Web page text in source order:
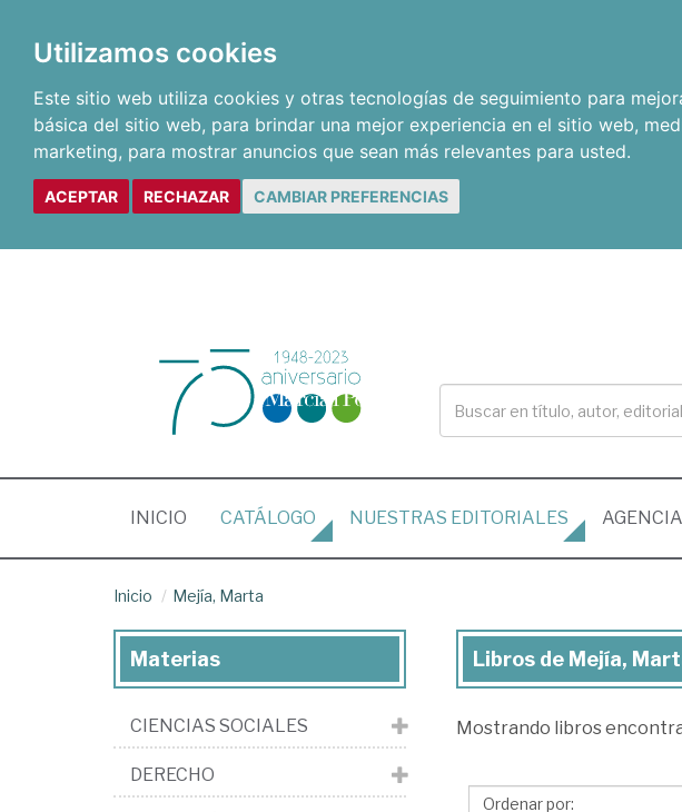
Utilizamos cookies
Este sitio web utiliza cookies y otras tecnologías de seguimiento para
básica del sitio web, para brindar una mejor experiencia en el sitio web,
marketing, para mostrar anuncios que sean más relevantes para usted.
ACEPTAR RECHAZAR CAMBIAR PREFERENCIAS
INICIO (CURRENT)
CATÁLOGO NUESTRAS EDITORIALES AGENCIA
Inicio Mejía, Marta
Libros
Mejía,
Libros de Mejía,
Mostrando libros
Materias
CIENCIAS SOCIALES
DERECHO